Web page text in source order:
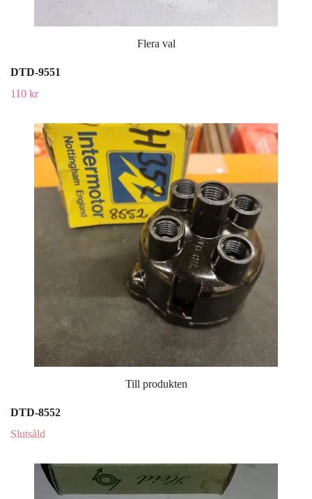
Flera val
DTD-9551
110 kr
Till produkten
DTD-8552
Slutsåld